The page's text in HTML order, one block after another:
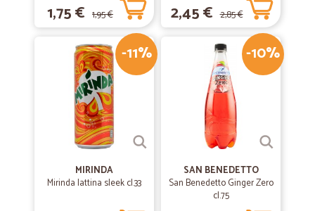
1,75 € 1,95 € 2,45 € 2,85 €
-11%
MIRINDA
Mirinda lattina sleek cl.33
-10%
SAN BENEDETTO
San Benedetto Ginger Zero
cl.75